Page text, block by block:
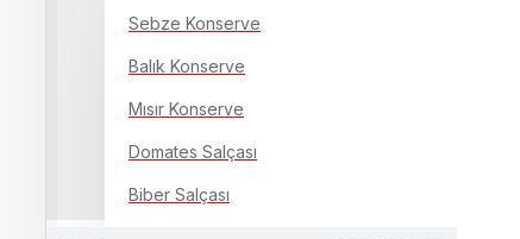
Sebze Konserve
Balık Konserve
Mısır Konserve
Domates Salçası
Biber Salçası